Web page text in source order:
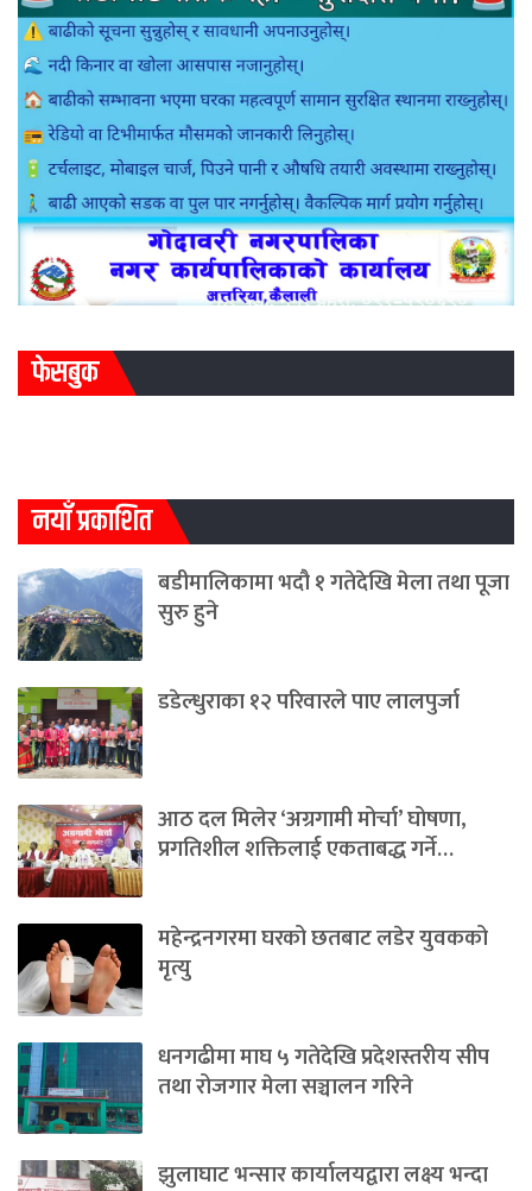
फेसबुक
नयाँ प्रकाशित
बडीमालिकामा भदौ १ गतेदेखि मेला तथा पूजा
सुरु हुने
डडेल्धुराका १२ परिवारले पाए लालपुर्जा
आठ दल मिलेर ‘अग्रगामी मोर्चा’ घोषणा,
प्रगतिशील शक्तिलाई एकताबद्ध गर्ने…
महेन्द्रनगरमा घरको छतबाट लडेर युवकको
मृत्यु
धनगढीमा माघ ५ गतेदेखि प्रदेशस्तरीय सीप
तथा रोजगार मेला सञ्चालन गरिने
झुलाघाट भन्सार कार्यालयद्वारा लक्ष्य भन्दा